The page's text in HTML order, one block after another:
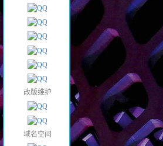
改版维护
域名空间